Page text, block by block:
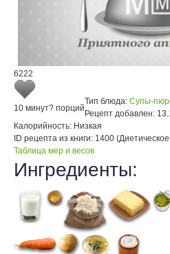
6222
10 минут? порций
Тип блюда: Супы-
Рецепт добавлен:
Калорийность: Низкая
ID рецепта из книги: 1400
Таблица мер и весов
Ингредиенты: